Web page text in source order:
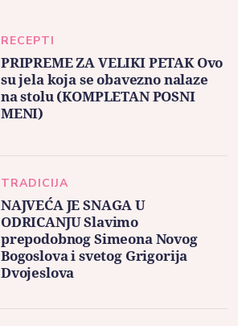
RECEPTI
PRIPREME ZA VELIKI PETAK Ovo
su jela koja se obavezno nalaze
na stolu (KOMPLETAN POSNI
MENI)
TRADICIJA
NAJVEĆA JE SNAGA U
ODRICANJU Slavimo
prepodobnog Simeona Novog
Bogoslova i svetog Grigorija
Dvojeslova